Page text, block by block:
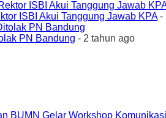
ISBI Akui Tanggung Jawab KPA-
PN Bandung - 2 tahun ago